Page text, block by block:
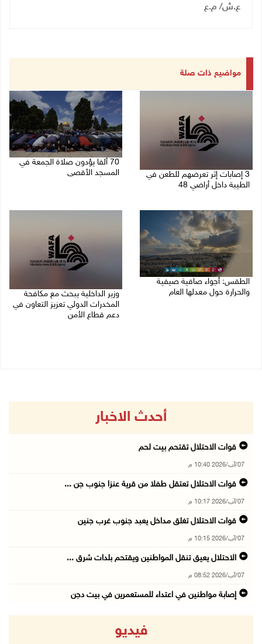
ع.ش/ م.ع
مواضيع ذات صلة
3 إصابات إثر تعرضهم للطعن في
الطيبة داخل أراضي 48
70 ألفا يؤدون صلاة الجمعة في
المسجد الأقصى
الطقس: أجواء صافية صيفية
والحرارة حول معدلها العام
وزير الداخلية يبحث مع مكافحة
المخدرات الدولي تعزيز التعاون في
دعم قطاع الأمن
أحدث الاخبار
قوات الاحتلال تقتحم بيت لحم
07/آب/2026 10:40 م
قوات الاحتلال تعتقل طفلا من قرية عنزا جنوب جن ...
07/آب/2026 10:17 م
قوات الاحتلال تغلق مداخل يعبد جنوب غرب جنين
07/آب/2026 10:15 م
الاحتلال يعيق تنقل المواطنين ويقتحم بلدات شرق ...
07/آب/2026 08:52 م
إصابة مواطنين في اعتداء للمستعمرين في بيت دجن
نادي الأسير: تجديد أمرَ منع زيارات الأسرى إجر ...
فيديو